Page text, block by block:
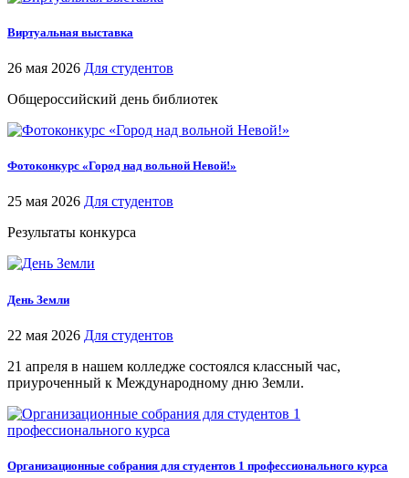
Виртуальная выставка
26 мая 2026 Для студентов
Общероссийский день библиотек
Фотоконкурс «Город над вольной Невой!»
25 мая 2026 Для студентов
Результаты конкурса
День Земли
22 мая 2026 Для студентов
21 апреля в нашем колледже состоялся классный час,
приуроченный к Международному дню Земли.
Организационные собрания для студентов 1 профессионального курса